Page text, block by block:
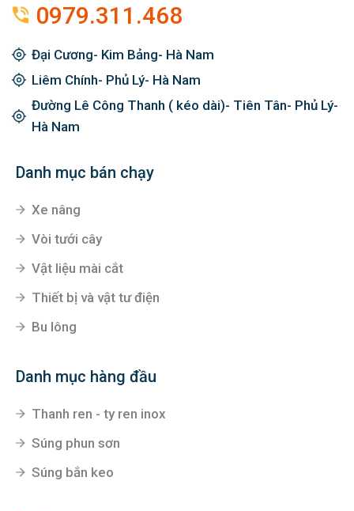
0979.311.468
Đại Cương- Kim Bảng- Hà Nam
Liêm Chính- Phủ Lý- Hà Nam
Đường Lê Công Thanh ( kéo dài)- Tiên Tân- Phủ Lý-
Hà Nam
Danh mục bán chạy
Xe nâng
Vòi tưới cây
Vật liệu mài cắt
Thiết bị và vật tư điện
Bu lông
Danh mục hàng đầu
Thanh ren - ty ren inox
Súng phun sơn
Súng bắn keo